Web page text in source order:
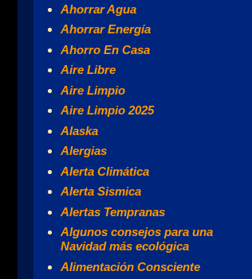
Ahorrar Agua
Ahorrar Energía
Ahorro En Casa
Aire Libre
Aire Limpio
Aire Limpio 2025
Alaska
Alergias
Alerta Climática
Alerta Sismica
Alertas Tempranas
Algunos consejos para una
Navidad más ecológica
Alimentación Consciente